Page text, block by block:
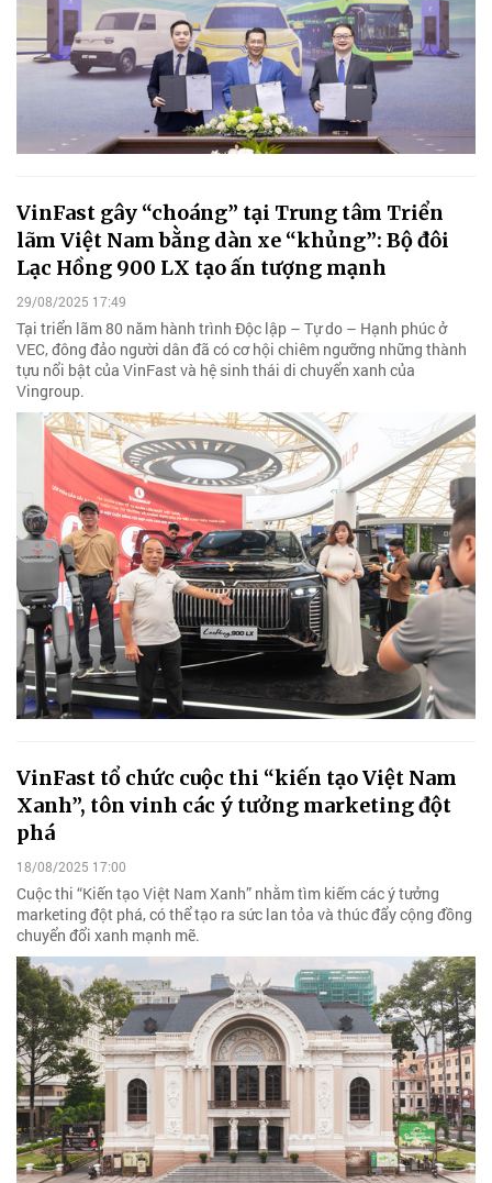
VinFast gây “choáng” tại Trung tâm Triển
lãm Việt Nam bằng dàn xe “khủng”: Bộ đôi
Lạc Hồng 900 LX tạo ấn tượng mạnh
29/08/2025 17:49
Tại triển lãm 80 năm hành trình Độc lập – Tự do – Hạnh phúc ở
VEC, đông đảo người dân đã có cơ hội chiêm ngưỡng những thành
tựu nổi bật của VinFast và hệ sinh thái di chuyển xanh của
Vingroup.
VinFast tổ chức cuộc thi “kiến tạo Việt Nam
Xanh”, tôn vinh các ý tưởng marketing đột
phá
18/08/2025 17:00
Cuộc thi “Kiến tạo Việt Nam Xanh” nhằm tìm kiếm các ý tưởng
marketing đột phá, có thể tạo ra sức lan tỏa và thúc đẩy cộng đồng
chuyển đổi xanh mạnh mẽ.